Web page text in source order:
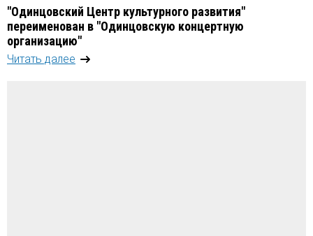
"Одинцовский Центр культурного развития"
переименован в "Одинцовскую концертную
организацию"
Читать далее